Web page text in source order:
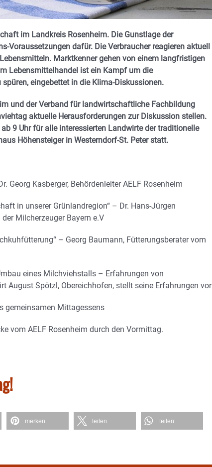
im Landkreis Rosenheim. Die Gunstlage der
Voraussetzungen dafür. Die Verbraucher reagieren aktuell
Marktkenner gehen von einem langfristigen
Lebensmittelhandel ist ein Kampf um die
eingebettet in die Klima-Diskussionen.
und der Verband für landwirtschaftliche Fachbildung
aktuelle Herausforderungen zur Diskussion stellen.
9 Uhr für alle interessierten Landwirte der traditionelle
Höhensteiger in Westerndorf-St. Peter statt.
Georg Kasberger, Behördenleiter AELF Rosenheim
in unserer Grünlandregion“ – Dr. Hans-Jürgen
Milcherzeuger Bayern e.V
– Georg Baumann, Fütterungsberater vom
eines Milchviehstalls – Erfahrungen von
August Spötzl, Obereichhofen, stellt seine Erfahrungen vor
gemeinsamen Mittagessens
vom AELF Rosenheim durch den Vormittag.
merken teilen teilen